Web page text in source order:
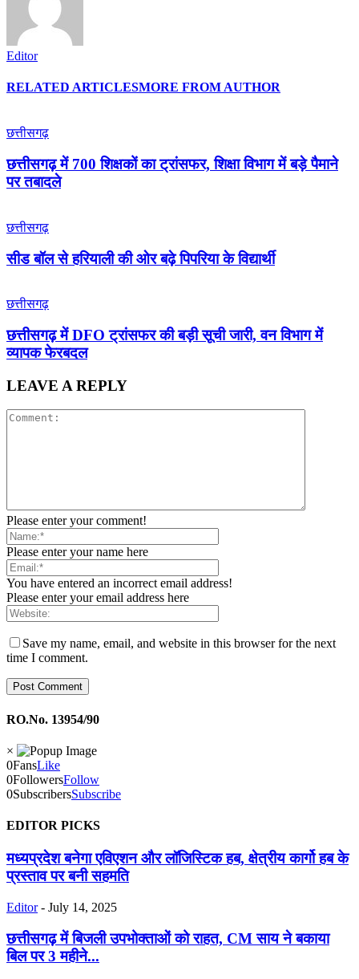
Editor
RELATED ARTICLESMORE FROM AUTHOR
छत्तीसगढ़
छत्तीसगढ़ में 700 शिक्षकों का ट्रांसफर, शिक्षा विभाग में बड़े पैमाने
पर तबादले
छत्तीसगढ़
सीड बॉल से हरियाली की ओर बढ़े पिपरिया के विद्यार्थी
छत्तीसगढ़
छत्तीसगढ़ में DFO ट्रांसफर की बड़ी सूची जारी, वन विभाग में
व्यापक फेरबदल
LEAVE A REPLY
Please enter your comment!
Please enter your name here
You have entered an incorrect email address!
Please enter your email address here
Save my name, email, and website in this browser for the next
time I comment.
RO.No. 13954/90
×
0FansLike
0FollowersFollow
0SubscribersSubscribe
EDITOR PICKS
मध्यप्रदेश बनेगा एविएशन और लॉजिस्टिक हब, क्षेत्रीय कार्गो हब के
प्रस्ताव पर बनी सहमति
Editor - July 14, 2025
छत्तीसगढ़ में बिजली उपभोक्ताओं को राहत, CM साय ने बकाया
बिल पर 3 महीने...